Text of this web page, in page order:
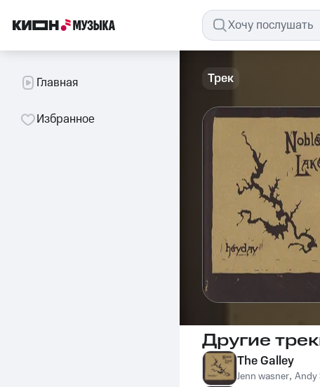
Главная
Избранное
Трек
Другие
The Galley
Jenn wasner, Andy